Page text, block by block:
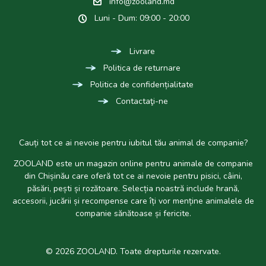
Luni - Dum: 09:00 - 20:00
Livrare
Politica de returnare
Politica de confidențialitate
Contactaţi-ne
Cauți tot ce ai nevoie pentru iubitul tău animal de companie?
ZOOLAND este un magazin online pentru animale de companie
din Chișinău care oferă tot ce ai nevoie pentru pisici, câini,
păsări, pești și rozătoare. Selecția noastră include hrană,
accesorii, jucării și recompense care îți vor menține animalele de
companie sănătoase și fericite.
© 2026 ZOOLAND. Toate drepturile rezervate.